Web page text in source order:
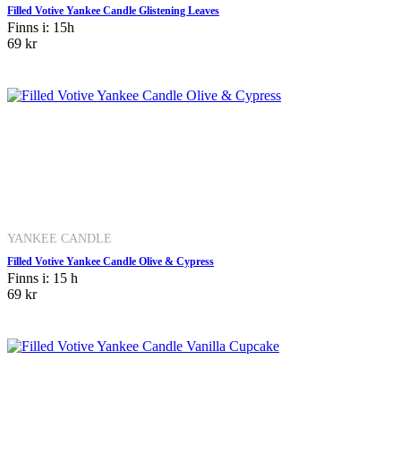
Filled Votive Yankee Candle Glistening Leaves
Finns i: 15h
69 kr
YANKEE CANDLE
Filled Votive Yankee Candle Olive & Cypress
Finns i: 15 h
69 kr